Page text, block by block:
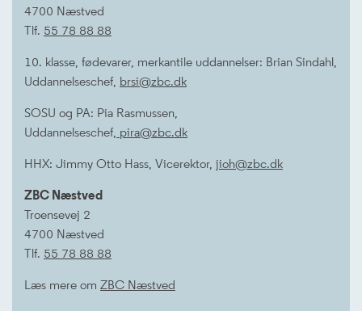
4700 Næstved
Tlf. 55 78 88 88
10. klasse, fødevarer, merkantile uddannelser: Brian Sindahl,
Uddannelseschef, brsi@zbc.dk
SOSU og PA: Pia Rasmussen,
Uddannelseschef, pira@zbc.dk
HHX: Jimmy Otto Hass, Vicerektor, jioh@zbc.dk
ZBC Næstved
Troensevej 2
4700 Næstved
Tlf. 55 78 88 88
Læs mere om ZBC Næstved